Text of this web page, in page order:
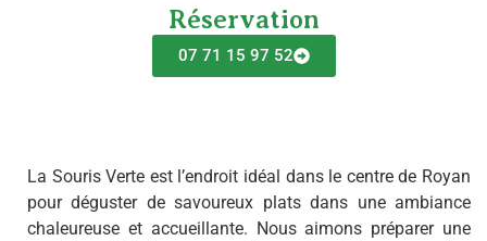
Réservation
07 71 15 97 52
La Souris Verte est l’endroit idéal dans le centre de Royan
pour déguster de savoureux plats dans une ambiance
chaleureuse et accueillante. Nous aimons préparer une